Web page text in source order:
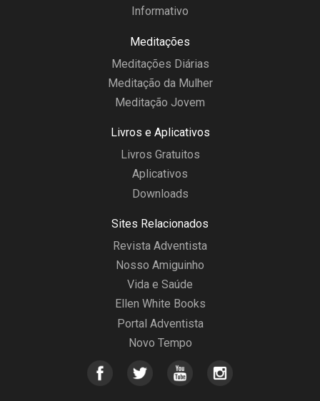
Informativo
Meditações
Meditações Diárias
Meditação da Mulher
Meditação Jovem
Livros e Aplicativos
Livros Gratuitos
Aplicativos
Downloads
Sites Relacionados
Revista Adventista
Nosso Amiguinho
Vida e Saúde
Ellen White Books
Portal Adventista
Novo Tempo